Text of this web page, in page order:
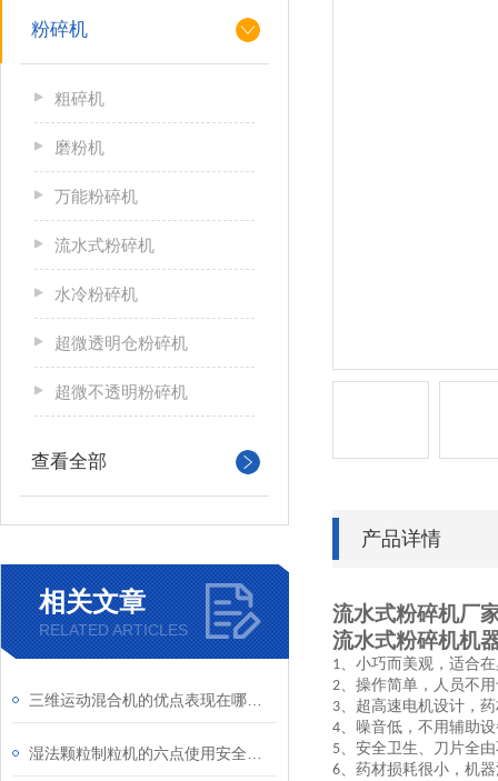
粉碎机
粗碎机
磨粉机
万能粉碎机
流水式粉碎机
水冷粉碎机
超微透明仓粉碎机
超微不透明粉碎机
查看全部
相关文章
RELATED ARTICLES
产品详情
流水式粉碎机厂
流水式粉碎机机
1、小巧而美观，适合
2、 操作简单，人员不
3、超高速电机设计，
4、 噪音低，不用辅助
5、安全卫生、刀片全
6、药材损耗很小，机